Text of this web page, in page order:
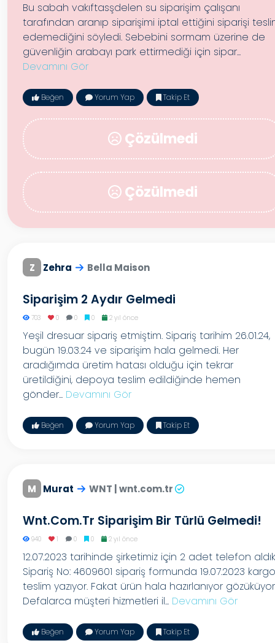
Bu sabah vakıftasşdelen su siparişim çalışanı
tarafından aranıp siparişimi iptal ettiğini siparişi
edemediğini söyledi. Sebebini sormam üzerine de
güvenliğin arabayı park ettirmediği için sipar...
Devamını Gör
Beğen Yorum Yap Takip Et
Çözülmedi
Çözülmedi
Z Zehra Bella Maison
Siparişim 2 Aydır Gelmedi
703 0 0 0 2 yıl önce
Yeşil dresuar sipariş etmiştim. Sipariş tarihim 26.01.24,
bugün 19.03.24 ve siparişim hala gelmedi. Her
aradığımda üretim hatası olduğu için tekrar
üretildiğini, depoya teslim edildiğinde hemen
gönder... Devamını Gör
Beğen Yorum Yap Takip Et
M Murat WNT | wnt.com.tr
Wnt.com.tr Siparişim Bir Türlü Gelmedi!
940 1 0 0 2 yıl önce
12.07.2023 tarihinde şirketimiz için 2 adet telefon
Sipariş No: 4609601 sipariş formunda 19.07.2023 kargo
teslim yazıyor. Fakat ürün hala hazırlanıyor
Defalarca müşteri hizmetleri il... Devamını Gör
Beğen Yorum Yap Takip Et